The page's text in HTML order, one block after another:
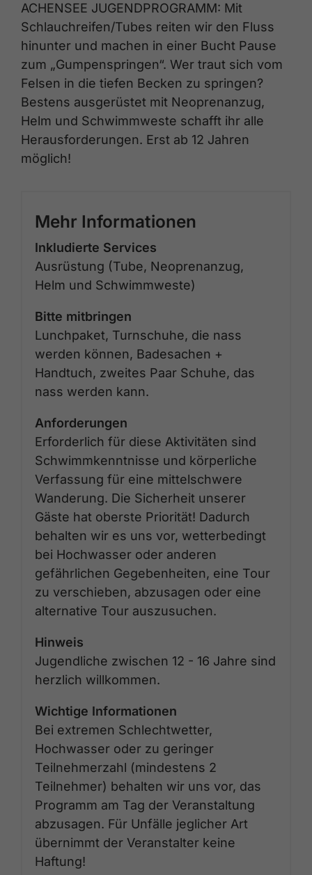
ACHENSEE JUGENDPROGRAMM: Mit
Schlauchreifen/Tubes reiten wir den Fluss
hinunter und machen in einer Bucht Pause
zum „Gumpenspringen“. Wer traut sich vom
Felsen in die tiefen Becken zu springen?
Bestens ausgerüstet mit Neoprenanzug,
Helm und Schwimmweste schafft ihr alle
Herausforderungen. Erst ab 12 Jahren
möglich!
Mehr Informationen
Inkludierte Services
Ausrüstung (Tube, Neoprenanzug,
Helm und Schwimmweste)
Bitte mitbringen
Lunchpaket, Turnschuhe, die nass
werden können, Badesachen +
Handtuch, zweites Paar Schuhe, das
nass werden kann.
Anforderungen
Erforderlich für diese Aktivitäten sind
Schwimmkenntnisse und körperliche
Verfassung für eine mittelschwere
Wanderung. Die Sicherheit unserer
Gäste hat oberste Priorität! Dadurch
behalten wir es uns vor, wetterbedingt
bei Hochwasser oder anderen
gefährlichen Gegebenheiten, eine Tour
zu verschieben, abzusagen oder eine
alternative Tour auszusuchen.
Hinweis
Jugendliche zwischen 12 - 16 Jahre sind
herzlich willkommen.
Wichtige Informationen
Bei extremen Schlechtwetter,
Hochwasser oder zu geringer
Teilnehmerzahl (mindestens 2
Teilnehmer) behalten wir uns vor, das
Programm am Tag der Veranstaltung
abzusagen. Für Unfälle jeglicher Art
übernimmt der Veranstalter keine
Haftung!